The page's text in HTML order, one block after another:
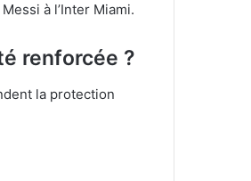
à l’Inter Miami.
renforcée ?
la protection